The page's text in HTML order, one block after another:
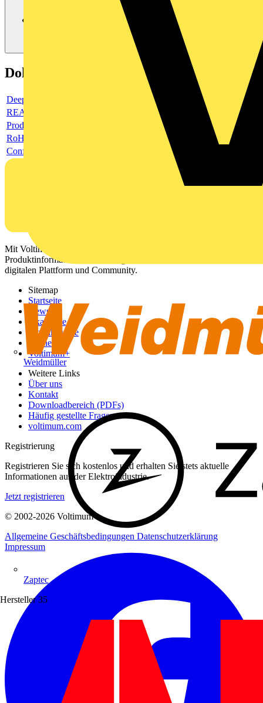
Weidmüller
Zaptec
Hersteller 35
Dokumente
Deeplink product page
REACH Declaration (ReachDeclaration)
Product data sheet
RoHS Declaration (RoHSInformation)
Conflict Minerals Reporting Template (CMRT) (ConMinRepTem)
Mit Voltimum erhalten Elektrofachkräfte Zugang zu Branchennews,
Produktinformationen, Schulungen und Tools – alles auf einer
digitalen Plattform und Community.
Sitemap
Startseite
News
Akademie
Produktsuche
Partner
Voltimum+
Weitere Links
Über uns
Kontakt
Downloadbereich (PDFs)
Häufig gestellte Fragen
voltimum.com
Registrierung
Registrieren Sie sich kostenlos und erhalten Sie stets aktuelle
Informationen aus der Elektroindustrie.
Jetzt registrieren
© 2002-2026 Voltimum
Allgemeine Geschäftsbedingungen Datenschutzerklärung
Impressum